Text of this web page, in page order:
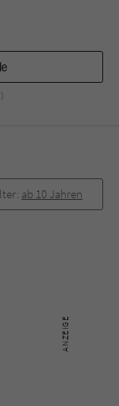
ab 10 Jahren